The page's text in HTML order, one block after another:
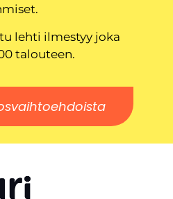
lehti ilmestyy joka
talouteen.